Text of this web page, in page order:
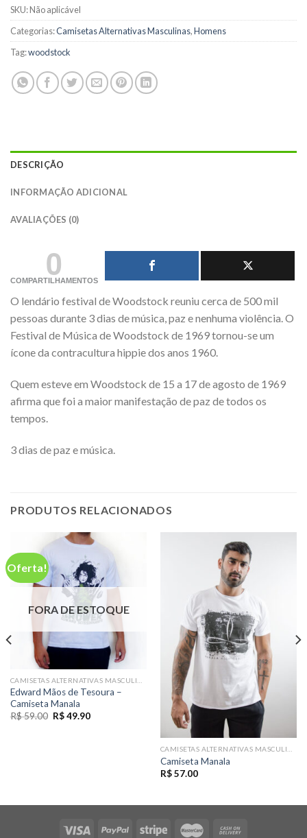
SKU:Não aplicável
Categorias:Camisetas Alternativas Masculinas,Homens
Tag:woodstock
DESCRIÇÃO
INFORMAÇÃO ADICIONAL
AVALIAÇÕES (0)
0
COMPARTILHAMENTOS
O lendário festival de Woodstock reuniu cerca de 500 mil
pessoas durante 3 dias de música, paz e nenhuma violência. O
Festival de Música de Woodstock de 1969 tornou-se um
ícone da contracultura hippie dos anos 1960.
Quem esteve em Woodstock de 15 a 17 de agosto de 1969
afirma que foi a maior manifestação de paz de todos os
tempos.
3 dias de paz e música.
PRODUTOS RELACIONADOS
Oferta!
FORA DE ESTOQUE
Edward Mãos de Tesoura –
Camiseta Manala
R$59.00 O
R$49.90O
CAMISETAS ALTERNATIVAS MASCULINAS
Camiseta Manala
R$57.00